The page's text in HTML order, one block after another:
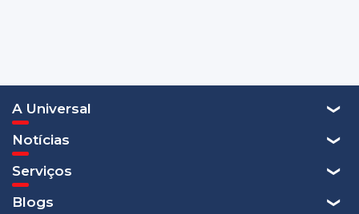
A Universal
Notícias
Serviços
Blogs